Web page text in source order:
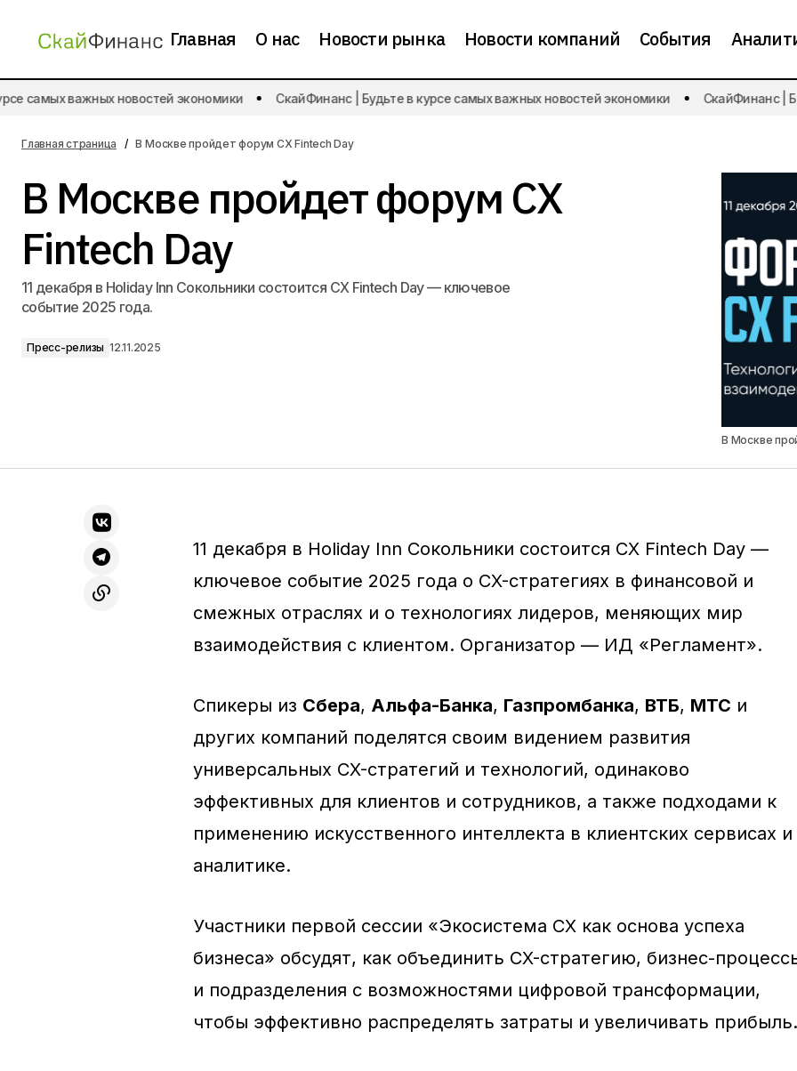
Главная О нас Новости рынка Новости компаний События
Короткие вклады остаются
Пресс-релизы В Москве пройдет форум CX Fintech Day
важных новостей экономики СкайФинанс | Будьте в курсе самых важных новостей экономики СкайФинанс |
Главная страница В Москве пройдет форум CX Fintech Day
В Москве пройдет форум CX
Fintech Day
11 декабря в Holiday Inn Сокольники состоится CX Fintech Day — ключевое
событие 2025 года.
Пресс-релизы 12.11.2025
В Москве
11 декабря в Holiday Inn Сокольники состоится CX Fintech Day —
ключевое событие 2025 года о CX-стратегиях в финансовой и
смежных отраслях и о технологиях лидеров, меняющих мир
взаимодействия с клиентом. Организатор — ИД «Регламент».
Спикеры из Сбера, Альфа-Банка, Газпромбанка, ВТБ, МТС и
других компаний поделятся своим видением развития
универсальных CX-стратегий и технологий, одинаково
эффективных для клиентов и сотрудников, а также подходами к
применению искусственного интеллекта в клиентских сервисах и
аналитике.
Участники первой сессии «Экосистема CX как основа успеха
бизнеса» обсудят, как объединить CX-стратегию, бизнес-
и подразделения с возможностями цифровой трансформации,
чтобы эффективно распределять затраты и увеличивать прибыль.